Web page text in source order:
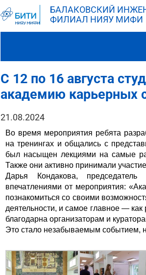
БАЛАКОВСКИЙ
ФИЛИАЛ НИЯУ МИФИ
С 12 по 16 августа
академию карьерных
21.08.2024
Во время мероприятия ребята
на тренингах и общались с
был насыщен лекциями на самые
Также они активно принимали
Дарья Кондакова,
впечатлениями от мероприятия:
познакомиться со своими
деятельности, и самое главное —
благодарна организаторам и
Это стало незабываемым событием,